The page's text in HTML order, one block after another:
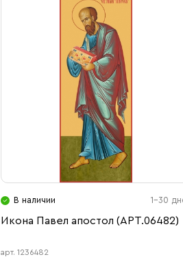
В наличии 1-30
Икона Павел апостол (АРТ.06482)
арт. 1236482